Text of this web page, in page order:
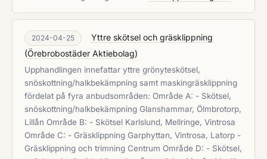
2024-04-25
Yttre skötsel och gräsklippning
(Örebrobostäder Aktiebolag)
Upphandlingen innefattar yttre grönyteskötsel,
snöskottning/halkbekämpning samt maskingräsklippning
fördelat på fyra anbudsområden: Område A: - Skötsel,
snöskottning/halkbekämpning Glanshammar, Ölmbrotorp,
Lillån Område B: - Skötsel Karlslund, Mellringe, Vintrosa
Område C: - Gräsklippning Garphyttan, Vintrosa, Latorp -
Gräsklippning och trimning Centrum Område D: - Skötsel,